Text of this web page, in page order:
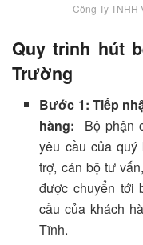
Công Ty TNHH
Quy trình hút
Trường
Bước 1: Tiếp
hàng:
Bộ phận
yêu cầu của
trợ, cán bộ tư
được chuyển tới
cầu của khách
Tĩnh.